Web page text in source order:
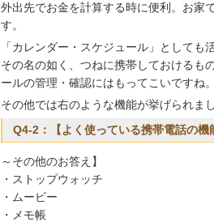
外出先でお金を計算する時に便利。お家
す。
「カレンダー・スケジュール」としても活
その名の如く、つねに携帯しておけるも
ールの管理・確認にはもってこいですね。
その他では右のような機能が挙げられまし
Q4-2：【よく使っている携帯電話の機
～その他のお答え】
・ストップウォッチ
・ムービー
・メモ帳